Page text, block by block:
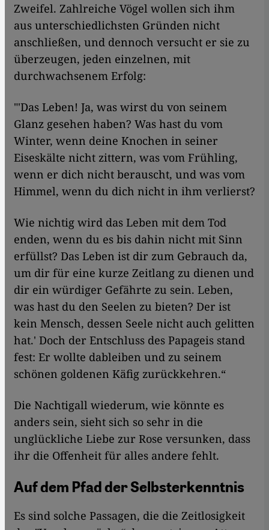
Zweifel. Zahlreiche Vögel wollen sich ihm
aus unterschiedlichsten Gründen nicht
anschließen, und dennoch versucht er sie zu
überzeugen, jeden einzelnen, mit
durchwachsenem Erfolg:
"'Das Leben! Ja, was wirst du von seinem
Glanz gesehen haben? Was hast du vom
Winter, wenn deine Knochen in seiner
Eiseskälte nicht zittern, was vom Frühling,
wenn er dich nicht berauscht, und was vom
Himmel, wenn du dich nicht in ihm verlierst?
Wie nichtig wird das Leben mit dem Tod
enden, wenn du es bis dahin nicht mit Sinn
erfüllst? Das Leben ist dir zum Gebrauch da,
um dir für eine kurze Zeitlang zu dienen und
dir ein würdiger Gefährte zu sein. Leben,
was hast du den Seelen zu bieten? Der ist
kein Mensch, dessen Seele nicht auch gelitten
hat.' Doch der Entschluss des Papageis stand
fest: Er wollte dableiben und zu seinem
schönen goldenen Käfig zurückkehren.“
Die Nachtigall wiederum, wie könnte es
anders sein, sieht sich so sehr in die
unglückliche Liebe zur Rose versunken, dass
ihr die Offenheit für alles andere fehlt.
Auf dem Pfad der Selbsterkenntnis
Es sind solche Passagen, die die Zeitlosigkeit